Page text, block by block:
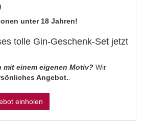
unter 18 Jahren!
tolle Gin-Geschenk-Set jetzt
mit einem eigenen Motiv? Wir
Angebot.
einholen